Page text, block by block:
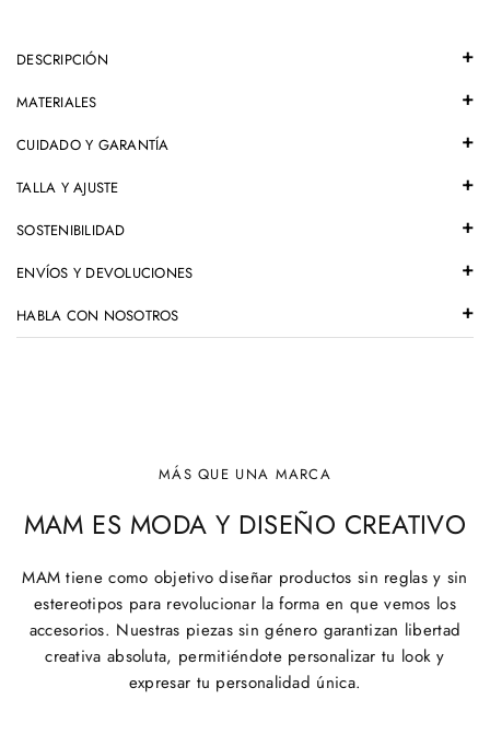
DESCRIPCIÓN
MATERIALES
CUIDADO Y GARANTÍA
TALLA Y AJUSTE
SOSTENIBILIDAD
ENVÍOS Y DEVOLUCIONES
HABLA CON NOSOTROS
MÁS QUE UNA MARCA
MAM ES MODA Y DISEÑO CREATIVO
MAM tiene como objetivo diseñar productos sin reglas y sin
estereotipos para revolucionar la forma en que vemos los
accesorios. Nuestras piezas sin género garantizan libertad
creativa absoluta, permitiéndote personalizar tu look y
expresar tu personalidad única.